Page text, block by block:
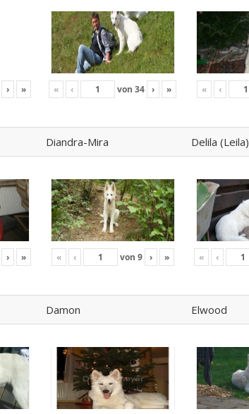
› » « ‹ von34 › » « ‹
Diandra-Mira Delila (Leila)
› » « ‹ von 9 › » « ‹
Damon Elwood